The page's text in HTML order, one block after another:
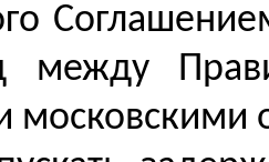
между
московскими